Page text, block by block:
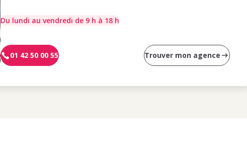
Du lundi au vendredi de 9 h à 18 h
01 42 50 00 55 Trouver mon agence